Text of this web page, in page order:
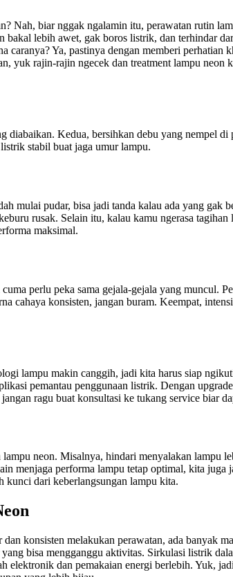
Nah, biar nggak ngalamin itu, perawatan rutin
lebih awet, gak boros listrik, dan terhindar
Ya, pastinya dengan memberi perhatian
yuk rajin-rajin ngecek dan treatment lampu
Kedua, bersihkan debu yang nempel
stabil buat jaga umur lampu.
mulai pudar, bisa jadi tanda kalau ada yang gak
rusak. Selain itu, kalau kamu ngerasa
maksimal.
perlu peka sama gejala-gejala yang muncul.
cahaya konsisten, jangan buram. Keempat,
lampu makin canggih, jadi kita harus siap
pemantau penggunaan listrik. Dengan
ragu buat konsultasi ke tukang service biar
neon. Misalnya, hindari menyalakan lampu
menjaga performa lampu tetap optimal, kita juga
kunci dari keberlangsungan lampu kita.
konsisten melakukan perawatan, ada banyak
bisa mengganggu aktivitas. Sirkulasi listrik
dan pemakaian energi berlebih. Yuk,